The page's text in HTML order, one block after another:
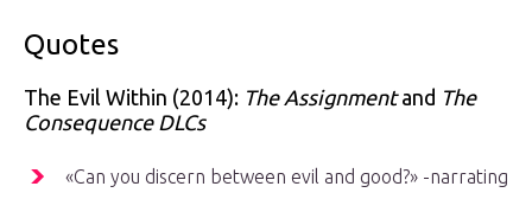
Quotes
The Evil Within (2014): The Assignmentand The
Consequence DLCs
«Can you discern between evil and good?» -narrating